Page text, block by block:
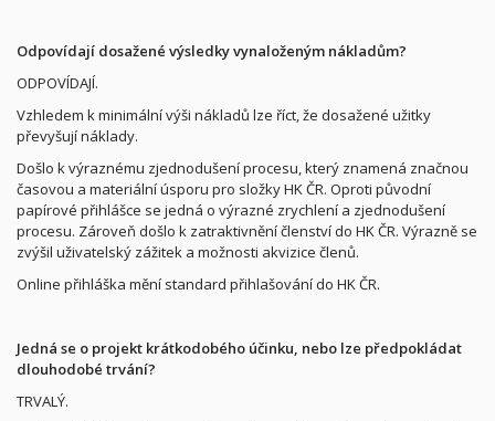
Odpovídají dosažené výsledky vynaloženým nákladům?
ODPOVÍDAJÍ.
Vzhledem k minimální výši nákladů lze říct, že dosažené užitky
převyšují náklady.
Došlo k výraznému zjednodušení procesu, který znamená značnou
časovou a materiální úsporu pro složky HK ČR. Oproti původní
papírové přihlášce se jedná o výrazné zrychlení a zjednodušení
procesu. Zároveň došlo k zatraktivnění členství do HK ČR. Výrazně se
zvýšil uživatelský zážitek a možnosti akvizice členů.
Online přihláška mění standard přihlašování do HK ČR.
Jedná se o projekt krátkodobého účinku, nebo lze předpokládat
dlouhodobé trvání?
TRVALÝ.